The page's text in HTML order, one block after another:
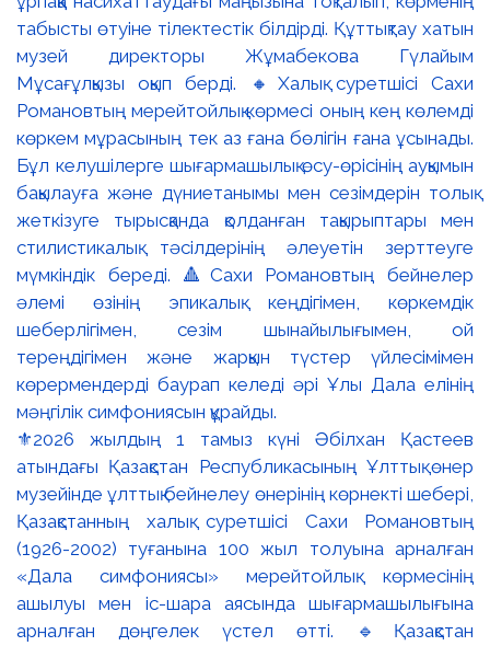
⚜️2026 жылдың 1 тамыз күні Әбілхан Қастеев
атындағы Қазақстан Республикасының Ұлттық өнер
музейінде ұлттық бейнелеу өнерінің көрнекті шебері,
Қазақстанның халық суретшісі Сахи Романовтың
(1926-2002) туғанына 100 жыл толуына арналған
«Дала симфониясы» мерейтойлық көрмесінің
ашылуы мен іс-шара аясында шығармашылығына
арналған дөңгелек үстел өтті. 🔹Қазақстан